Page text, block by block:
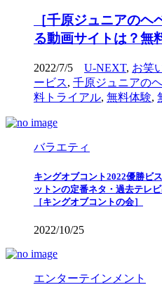
［千原ジュニアの
る動画サイトは？無
2022/7/5 U-NEXT, お笑
ービス, 千原ジュニアの
料トライアル, 無料体験,
バラエティ
キングオブコント2022優勝ビ
ットンの定番ネタ・過去テレ
［キングオブコントの会］
2022/10/25
エンターテインメント